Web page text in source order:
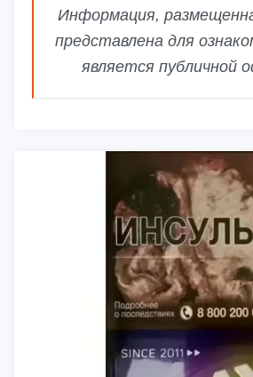
Информация,
представлена для
является публичной